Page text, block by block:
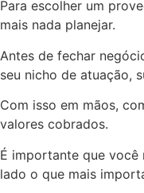
Para escolher um
mais nada planejar.
Antes de fechar
seu nicho de atuação,
Com isso em mãos,
valores cobrados.
É importante que
lado o que mais